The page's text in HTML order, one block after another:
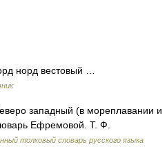
норд вестовый …
западный (в мореплавании и
Ефремовой. Т. Ф.
толковый словарь русского языка